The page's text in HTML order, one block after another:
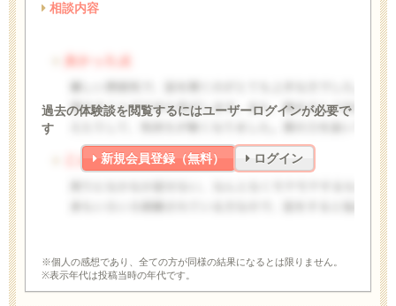
相談内容
過去の体験談を閲覧するにはユーザーログインが必要で
す
新規会員登録（無料） ログイン
※個人の感想であり、全ての方が同様の結果になるとは限りません。
※表示年代は投稿当時の年代です。